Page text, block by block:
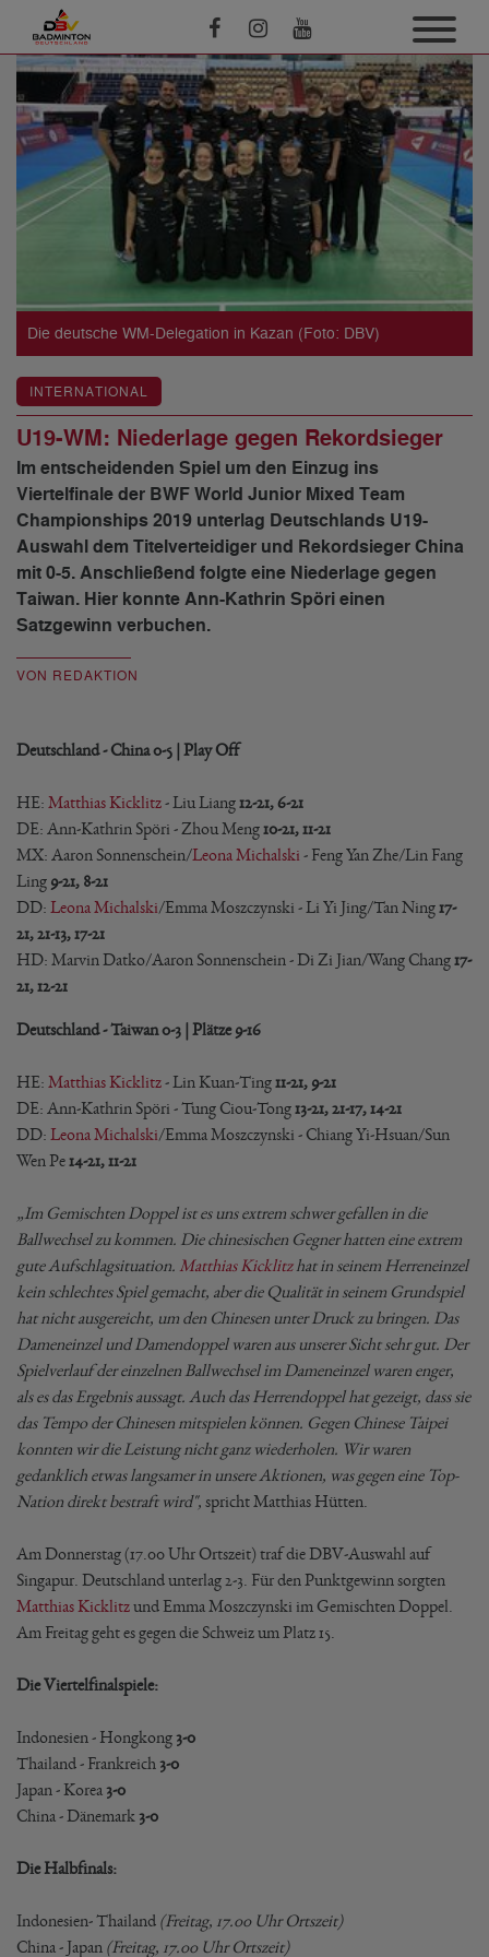
Die deutsche WM-Delegation in Kazan (Foto: DBV)
INTERNATIONAL
U19-WM: Niederlage gegen Rekordsieger
Im entscheidenden Spiel um den Einzug ins
Viertelfinale der BWF World Junior Mixed Team
Championships 2019 unterlag Deutschlands U19-
Auswahl dem Titelverteidiger und Rekordsieger China
mit 0-5. Anschließend folgte eine Niederlage gegen
Taiwan. Hier konnte Ann-Kathrin Spöri einen
Satzgewinn verbuchen.
VON REDAKTION
Deutschland - China 0-5 | Play Off
HE: Matthias Kicklitz- Liu Liang12-21, 6-21
DE: Ann-Kathrin Spöri - Zhou Meng10-21, 11-21
MX: Aaron Sonnenschein/Leona Michalski - Feng Yan Zhe/Lin Fang
Ling 9-21, 8-21
DD: Leona Michalski/Emma Moszczynski - Li Yi Jing/Tan Ning17-
21, 21-13, 17-21
HD: Marvin Datko/Aaron Sonnenschein - Di Zi Jian/Wang Chang17-
21, 12-21
Deutschland - Taiwan 0-3 | Plätze 9-16
HE: Matthias Kicklitz- Lin Kuan-Ting11-21, 9-21
DE: Ann-Kathrin Spöri - Tung Ciou-Tong13-21, 21-17, 14-21
DD: Leona Michalski/Emma Moszczynski - Chiang Yi-Hsuan/Sun
Wen Pe14-21, 11-21
„Im Gemischten Doppel ist es uns extrem schwer gefallen in die
Ballwechsel zu kommen. Die chinesischen Gegner hatten eine extrem
gute Aufschlagsituation. Matthias Kicklitzhat in seinem Herreneinzel
kein schlechtes Spiel gemacht, aber die Qualität in seinem Grundspiel
hat nicht ausgereicht, um den Chinesen unter Druck zu bringen. Das
Dameneinzel und Damendoppel waren aus unserer Sicht sehr gut. Der
Spielverlauf der einzelnen Ballwechsel im Dameneinzel waren enger,
als es das Ergebnis aussagt. Auch das Herrendoppel hat gezeigt, dass sie
das Tempo der Chinesen mitspielen können. Gegen Chinese Taipei
konnten wir die Leistung nicht ganz wiederholen. Wir waren
gedanklich etwas langsamer in unsere Aktionen, was gegen eine Top-
Nation direkt bestraft wird", spricht Matthias Hütten.
Am Donnerstag (17.00 Uhr Ortszeit) traf die DBV-Auswahl auf
Singapur. Deutschland unterlag 2-3. Für den Punktgewinn sorgten
Matthias Kicklitzund Emma Moszczynski im Gemischten Doppel.
Am Freitag geht es gegen die Schweiz um Platz 15.
Die Viertelfinalspiele:
Indonesien - Hongkong3-0
Thailand - Frankreich 3-0
Japan - Korea 3-0
China - Dänemark 3-0
Die Halbfinals:
Indonesien- Thailand (Freitag, 17.00 Uhr Ortszeit)
China - Japan (Freitag, 17.00 Uhr Ortszeit)